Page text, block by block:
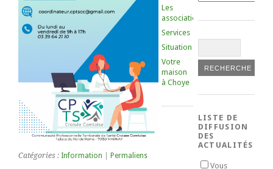
Catégories : Information Permaliens
Les
associations
Services
Situation
Votre
maison
à Choye
LISTE DE
DIFFUSION
DES
ACTUALITÉS
Vous